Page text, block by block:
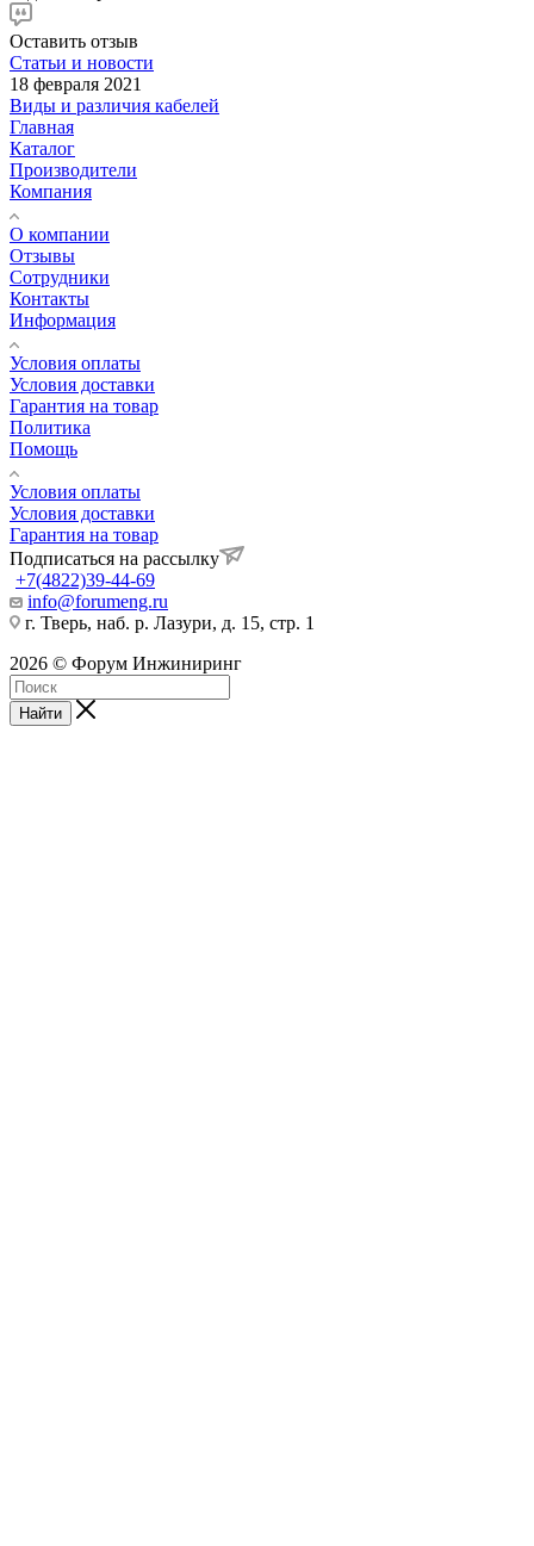
Оставить отзыв
Статьи и новости
18 февраля 2021
Виды и различия кабелей
Главная
Каталог
Производители
Компания
О компании
Отзывы
Сотрудники
Контакты
Информация
Условия оплаты
Условия доставки
Гарантия на товар
Политика
Помощь
Условия оплаты
Условия доставки
Гарантия на товар
Подписаться на рассылку
+7(4822)39-44-69
info@forumeng.ru
г. Тверь, наб. р. Лазури, д. 15, стр. 1
2026 © Форум Инжиниринг
Найти